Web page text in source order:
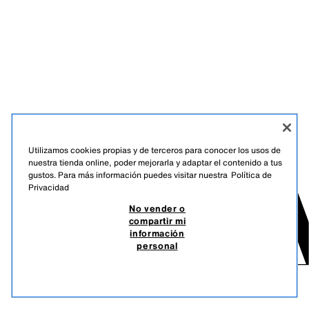
Utilizamos cookies propias y de terceros para conocer los usos de
nuestra tienda online, poder mejorarla y adaptar el contenido a tus
gustos. Para más información puedes visitar nuestra Política de
Privacidad
No vender o
compartir mi
información
personal